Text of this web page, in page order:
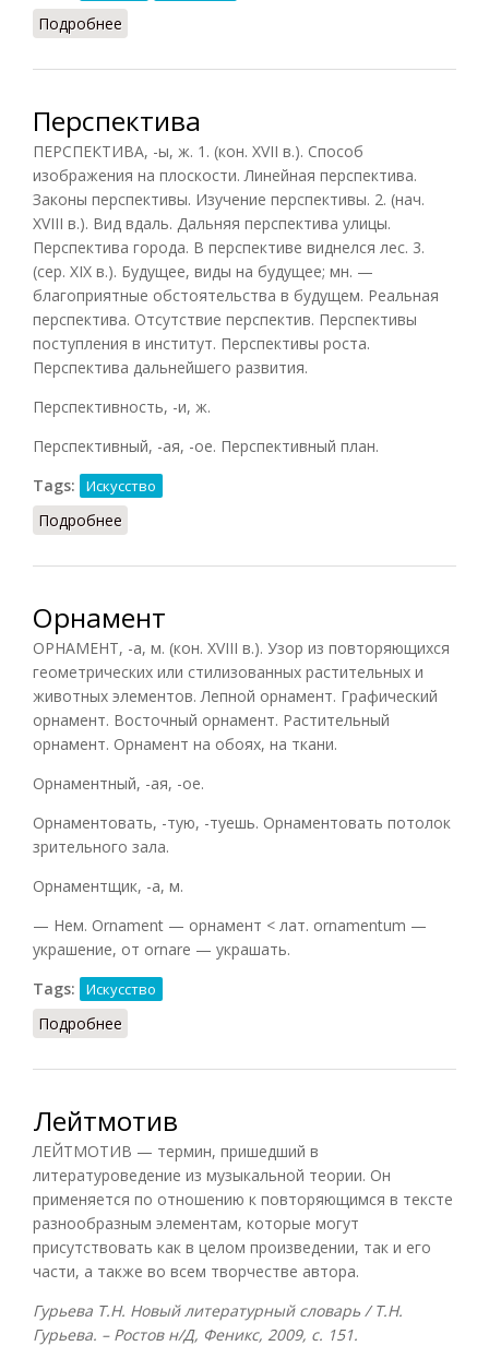
Подробнее
Перспектива
ПЕРСПЕКТИВА, -ы, ж. 1. (кон. XVII в.). Способ
изображения на плоскости. Линейная перспектива.
Законы перспективы. Изучение перспективы. 2. (нач.
XVIII в.). Вид вдаль. Дальняя перспектива улицы.
Перспектива города. В перспективе виднелся лес. 3.
(сер. XIX в.). Будущее, виды на будущее; мн. —
благоприятные обстоятельства в будущем. Реальная
перспектива. Отсутствие перспектив. Перспективы
поступления в институт. Перспективы роста.
Перспектива дальнейшего развития.
Перспективность, -и, ж.
Перспективный, -ая, -ое. Перспективный план.
Tags:
Искусство
Подробнее
Орнамент
ОРНАМЕНТ, -а, м. (кон. XVIII в.). Узор из повторяющихся
геометрических или стилизованных растительных и
животных элементов. Лепной орнамент. Графический
орнамент. Восточный орнамент. Растительный
орнамент. Орнамент на обоях, на ткани.
Орнаментный, -ая, -ое.
Орнаментовать, -тую, -туешь. Орнаментовать потолок
зрительного зала.
Орнаментщик, -а, м.
— Нем. Ornament — орнамент < лат. ornamentum —
украшение, от ornare — украшать.
Tags:
Искусство
Подробнее
Лейтмотив
ЛЕЙТМОТИВ — термин, пришедший в
литературоведение из музыкальной теории. Он
применяется по отношению к повторяющимся в тексте
разнообразным элементам, которые могут
присутствовать как в целом произведении, так и его
части, а также во всем творчестве автора.
Гурьева Т.Н. Новый литературный словарь / Т.Н.
Гурьева. – Ростов н/Д, Феникс, 2009, с. 151.